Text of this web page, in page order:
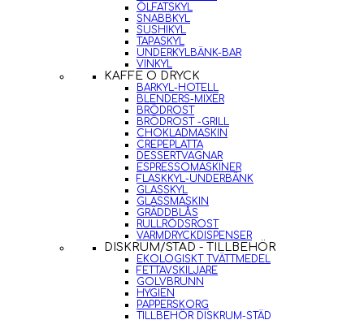
ÖLFATSKYL
SNABBKYL
SUSHIKYL
TAPASKYL
UNDERKYLBÄNK-BAR
VINKYL
KAFFE O DRYCK
BARKYL-HOTELL
BLENDERS-MIXER
BRÖDROST
BRÖDROST -GRILL
CHOKLADMASKIN
CREPEPLATTA
DESSERTVAGNAR
ESPRESSOMASKINER
FLASKKYL-UNDERBÄNK
GLASSKYL
GLASSMASKIN
GRÄDDBLÅS
RULLRÖDSROST
VARMDRYCKDISPENSER
DISKRUM/STÄD - TILLBEHÖR
EKOLOGISKT TVÄTTMEDEL
FETTAVSKILJARE
GOLVBRUNN
HYGIEN
PAPPERSKORG
TILLBEHÖR DISKRUM-STÄD